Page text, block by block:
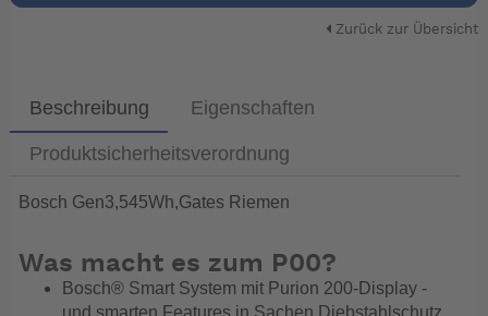
Zurück zur Übersicht
Beschreibung Eigenschaften
Produktsicherheitsverordnung
Bosch Gen3,545Wh,Gates Riemen
Was macht es zum P00?
Bosch® Smart System mit Purion 200-Display -
und smarten Features in Sachen Diebstahlschutz,